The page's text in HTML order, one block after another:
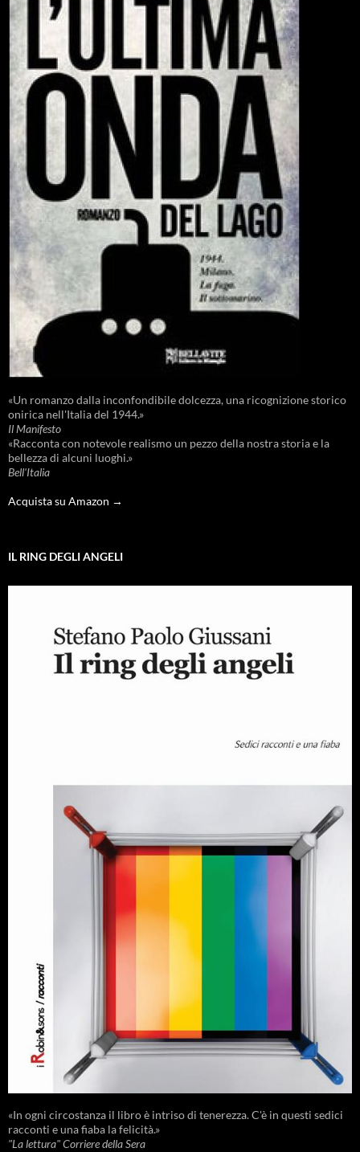
«Un romanzo dalla inconfondibile dolcezza, una ricognizione storico
onirica nell'Italia del 1944.»
Il Manifesto
«Racconta con notevole realismo un pezzo della nostra storia e la
bellezza di alcuni luoghi.»
Bell'Italia
Acquista su Amazon →
IL RING DEGLI ANGELI
«In ogni circostanza il libro è intriso di tenerezza. C'è in questi sedici
racconti e una fiaba la felicità.»
"La lettura" Corriere della Sera